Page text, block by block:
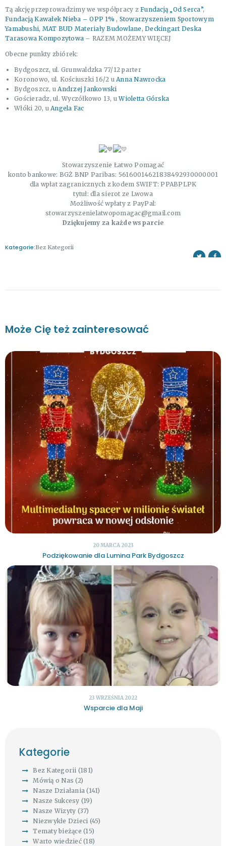
Tą akcję przeprowadzimy we współpracy z Fundacją „Od Serca”,
Fundacją Kawałek Nieba – OPP 1% , Stowarzyszeniem Sportowym
Yamabushi, MAT BUD Materiały Budowlane , Deckingart Deska
Tarasowa Kompozytowa – RAZEM MOŻEMY WIĘCEJ
Obecne punkty zbiórek:
Bydgoszcz, ul. Grunwaldzka 77/12 parter
Koronowo, ul. Kościuszki 16/2 u Anna Nawrocka
Bydgoszcz, u Andrzej Jankowski
Gościeradz, ul. Wyczółkowo 13, uWioletta Górska
Włóki 20, u Angela Fac
Stowarzyszenie Łatwo Pomagać
konto bankowe: BGŻ BNP Paribas: 56160014621838492930000001
dla wpłat zagranicznych z kodem SWIFT: PPABPLPK
tytuł: dla sierot ze Lwowa
Możliwość wpłaty z PayPal:
stowarzyszenielatwopomagac@gmail.com
Dziękujemy za każde wsparcie
Kategorie:Bez Kategorii
Może Cię też zainteresować
20 MARCA 2023
Podziękowanie dla Lumina Park Bydgoszcz
23 WRZEŚNIA 2022
Wsparcie dla Maji
Kategorie
Bez Kategorii (181)
Mówią o Nas (2)
Nasze Działania (141)
Nasze Sukcesy (19)
Nasze Wizyty (37)
Niezwykłe Dzieci (45)
Tematy bieżące (15)
Warto wiedzieć(18)